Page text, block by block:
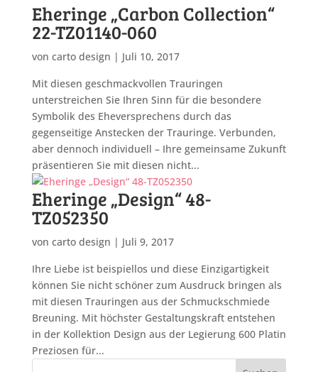
Eheringe „Carbon Collection“
22-TZ01140-060
von carto design | Juli 10, 2017
Mit diesen geschmackvollen Trauringen
unterstreichen Sie Ihren Sinn für die besondere
Symbolik des Eheversprechens durch das
gegenseitige Anstecken der Trauringe. Verbunden,
aber dennoch individuell – Ihre gemeinsame Zukunft
präsentieren Sie mit diesen nicht...
Eheringe „Design“ 48-
TZ052350
von carto design | Juli 9, 2017
Ihre Liebe ist beispiellos und diese Einzigartigkeit
können Sie nicht schöner zum Ausdruck bringen als
mit diesen Trauringen aus der Schmuckschmiede
Breuning. Mit höchster Gestaltungskraft entstehen
in der Kollektion Design aus der Legierung 600 Platin
Preziosen für...